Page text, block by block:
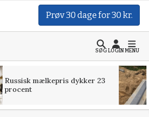
Prøv 30 dage for 30 kr.
SØGLOGINMENU
Russisk mælkepris dykker 23
procent